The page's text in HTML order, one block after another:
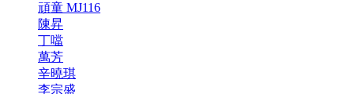
頑童 MJ116
陳昇
丁噹
萬芳
辛曉琪
李宗盛